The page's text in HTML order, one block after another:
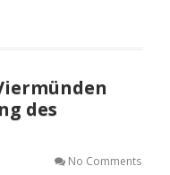
des
No Comments